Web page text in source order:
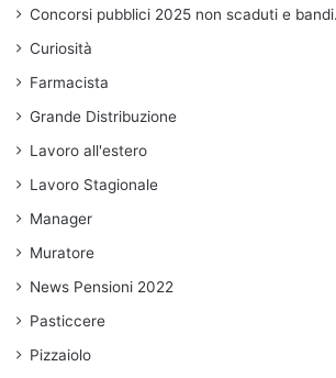
Concorsi pubblici 2025 non scaduti e bandi.
Curiosità
Farmacista
Grande Distribuzione
Lavoro all'estero
Lavoro Stagionale
Manager
Muratore
News Pensioni 2022
Pasticcere
Pizzaiolo